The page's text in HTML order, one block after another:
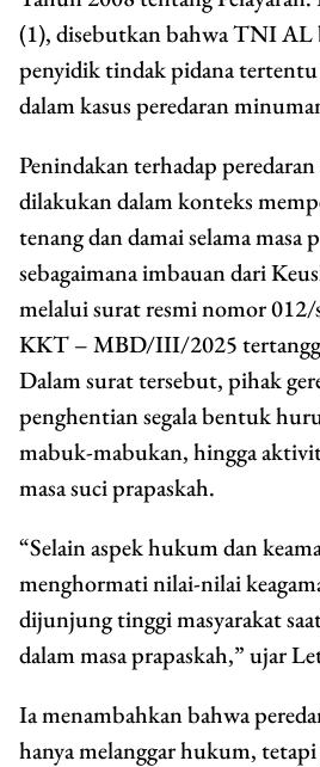
(1), disebutkan bahwa TNI AL
penyidik tindak pidana
dalam kasus peredaran
Penindakan terhadap
dilakukan dalam konteks
tenang dan damai selama masa
sebagaimana imbauan dari
melalui surat resmi nomor
KKT – MBD/III/2025
Dalam surat tersebut, pihak
penghentian segala bentuk
mabuk-mabukan, hingga
masa suci prapaskah.
“Selain aspek hukum dan
menghormati nilai-nilai
dijunjung tinggi masyarakat
dalam masa prapaskah,” ujar
Ia menambahkan bahwa
hanya melanggar hukum,